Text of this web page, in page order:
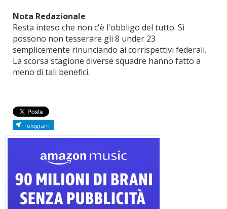
Nota Redazionale
Resta inteso che non c'è l'obbligo del tutto. Si
possono non tesserare gli 8 under 23
semplicemente rinunciando ai corrispettivi federali.
La scorsa stagione diverse squadre hanno fatto a
meno di tali benefici.
Telegram